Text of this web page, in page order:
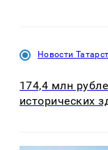
Новости
174,4 млн
исторических